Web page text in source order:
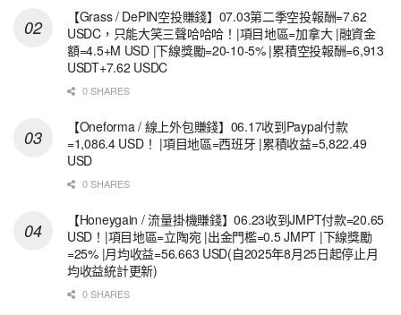
【Grass / DePIN空投賺錢】07.03第二季空投報酬=7.62
USDC，只能大笑三聲哈哈哈！|項目地區=加拿大 |融資金
額=4.5+M USD |下線獎勵=20-10-5% |累積空投報酬=6,913
USDT+7.62 USDC
0 SHARES
【Oneforma / 線上外包賺錢】06.17收到Paypal付款
=1,086.4 USD！ |項目地區=西班牙 |累積收益=5,822.49
USD
0 SHARES
【Honeygain / 流量掛機賺錢】06.23收到JMPT付款=20.65
USD！|項目地區=立陶宛 |出金門檻=0.5 JMPT |下線獎勵
=25% |月均收益=56.663 USD(自2025年8月25日起停止月
均收益統計更新)
0 SHARES